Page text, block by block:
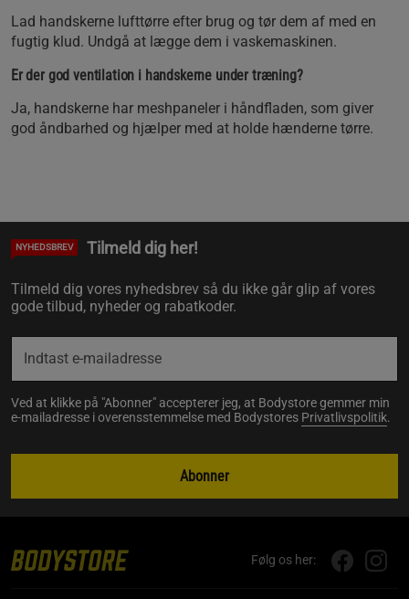
Lad handskerne lufttørre efter brug og tør dem af med en
fugtig klud. Undgå at lægge dem i vaskemaskinen.
Er der god ventilation i handskerne under træning?
Ja, handskerne har meshpaneler i håndfladen, som giver
god åndbarhed og hjælper med at holde hænderne tørre.
NYHEDSBREV Tilmeld dig her!
Tilmeld dig vores nyhedsbrev så du ikke går glip af vores
gode tilbud, nyheder og rabatkoder.
Ved at klikke på "Abonner" accepterer jeg, at Bodystore gemmer min
e-mailadresse i overensstemmelse med Bodystores Privatlivspolitik.
Abonner
Følg os her: